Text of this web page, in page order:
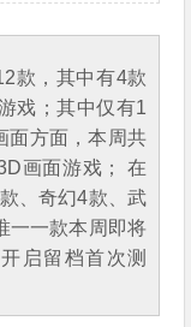
款，其中有4款
戏；其中仅有1
面方面，本周共
画面游戏； 在
、奇幻4款、武
一一款本周即将
启留档首次测